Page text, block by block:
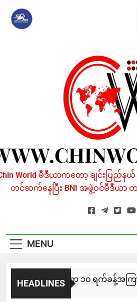
content
World မီဒီယာကတော့ ချင်းပြည်
တင်ဆက်နေပြီး BNI အဖွဲ့ဝင်မီဒီယာ
MENU
HEADLINES
NUG မကွေးအဖွဲ့က ၁၀ ရက်ခန့်အကြ
4 Hours Ago